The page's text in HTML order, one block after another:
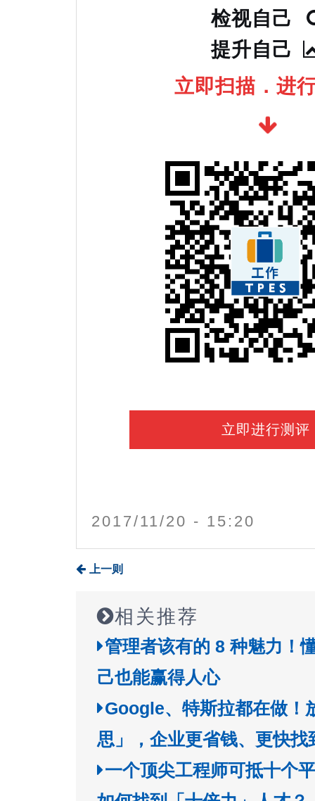
检视自己
提升自己
立即扫描．进
立即进行测评
2017/11/20 - 15:20
上一则
相关推荐
管理者该有的 8 种魅力！
己也能赢得人心
Google、特斯拉都在做！
思」，企业更省钱、更快找
一个顶尖工程师可抵十个